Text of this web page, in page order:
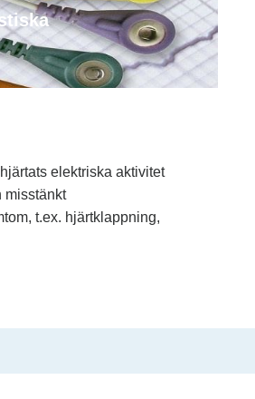
elektriska aktivitet
misstänkt
t.ex. hjärtklappning,